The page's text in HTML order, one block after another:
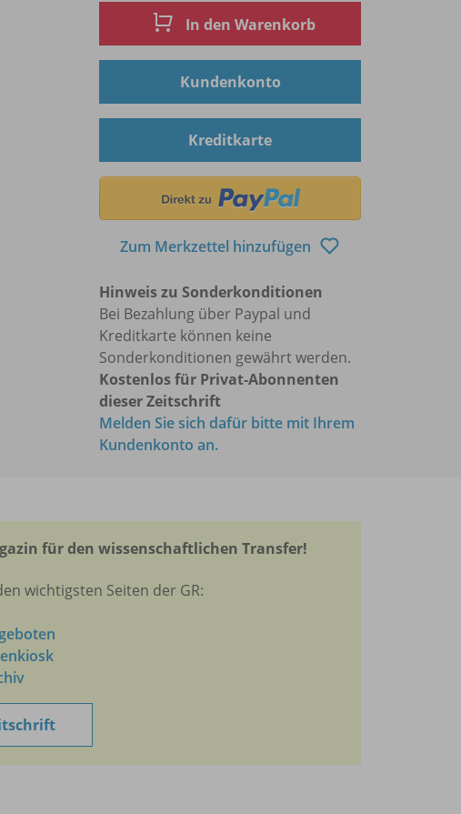
In den Warenkorb
Kundenkonto
Kreditkarte
Zum Merkzettel hinzufügen
Hinweis zu Sonderkonditionen
Bei Bezahlung über Paypal und
Kreditkarte können keine
Sonderkonditionen gewährt werden.
Kostenlos für Privat-Abonnenten
dieser Zeitschrift
Melden Sie sich dafür bitte mit Ihrem
Kundenkonto an.
für den wissenschaftlichen Transfer!
wichtigsten Seiten der GR: